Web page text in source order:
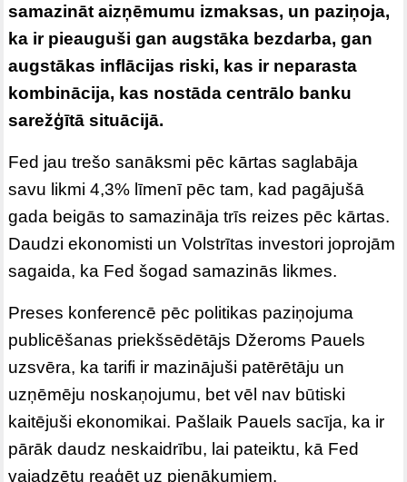
samazināt aizņēmumu izmaksas, un paziņoja,
ka ir pieauguši gan augstāka bezdarba, gan
augstākas inflācijas riski, kas ir neparasta
kombinācija, kas nostāda centrālo banku
sarežģītā situācijā.
Fed jau trešo sanāksmi pēc kārtas saglabāja
savu likmi 4,3% līmenī pēc tam, kad pagājušā
gada beigās to samazināja trīs reizes pēc kārtas.
Daudzi ekonomisti un Volstrītas investori joprojām
sagaida, ka Fed šogad samazinās likmes.
Preses konferencē pēc politikas paziņojuma
publicēšanas priekšsēdētājs Džeroms Pauels
uzsvēra, ka tarifi ir mazinājuši patērētāju un
uzņēmēju noskaņojumu, bet vēl nav būtiski
kaitējuši ekonomikai. Pašlaik Pauels sacīja, ka ir
pārāk daudz neskaidrību, lai pateiktu, kā Fed
vajadzētu reaģēt uz pienākumiem.